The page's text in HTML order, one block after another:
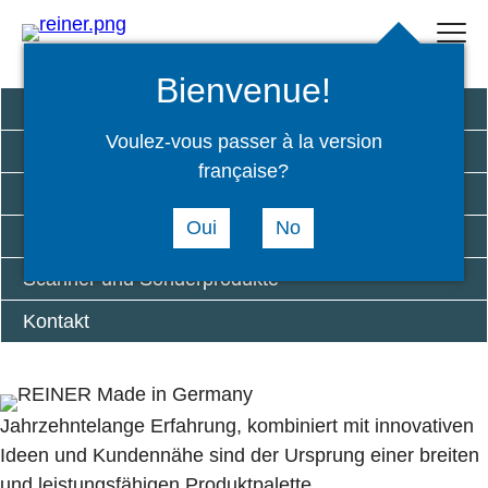
Suchenselect Loginmenu
REINER® Unternehmensgruppe
Kennzeichnung
Scanner und Sonderprodukte
Kontakt
Jahrzehntelange Erfahrung, kombiniert mit innovativen
Ideen und Kundennähe sind der Ursprung einer breiten
Bienvenue!
Voulez-vous passer à la version
française?
Oui No